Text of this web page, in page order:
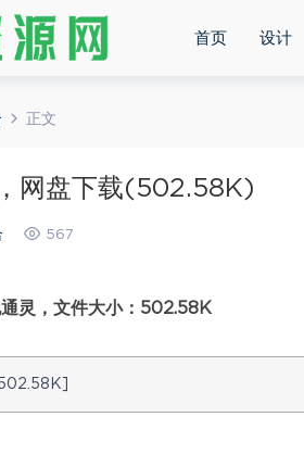
首页 设计
正文
网盘下载(502.58K)
567
灵，文件大小：502.58K